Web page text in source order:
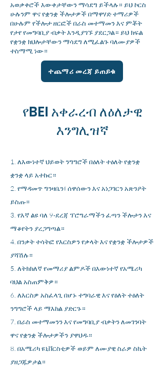
አወቃቀሮች እውቀታቸውን ማሳደግ ይችላሉ። ይህ ኮርስ
ሁሉንም ዋና የቋንቋ ችሎታዎች በማዋሃድ ተማሪዎች
በሁሉም የችሎታ ዘርፎች በራስ መተማመን እና ምቾት
የታየ የመግባቢያ ብቃት እንዲያገኙ ያደርጋል። ይህ ክፍል
የቋንቋ ክህሎታቸውን ማሳደግ ለሚፈልጉ ባለሙያዎች
ተስማሚ ነው።
ተጨማሪ መረጃ ይጠይቁ
የBEI አቀራረብ ለዕለታዊ
እንግሊዝኛ
ለእውነተኛ ህይወት ንግግሮች በዕለት ተዕለት የቋንቋ
ቋንቋ ላይ አተኩር።
የማዳመጥ ግንዛቤን፣ ሰዋሰውን እና አነጋገርን አጽንዖት
ይስጡ።
የእኛ ልዩ ባለ 9-ደረጃ ፕሮግራማችን ፈጣን ችሎታን እና
ማቆየትን ያረጋግጣል።
በንቃት ተሳትፎ የእርስዎን የቃላት እና የቋንቋ ችሎታዎች
ያሻሽሉ።
ለትክክለኛ የመማሪያ ልምዶች በእውነተኛ የአሜሪካ
ባህል አስጠምቅዎ።
ለእርስዎ አስፈላጊ በሆኑ ተግባራዊ እና የዕለት ተዕለት
ንግግሮች ላይ ማእከል ያድርጉ።
በራስ መተማመንን እና የመግባቢያ ብቃትን ለመገንባት
ዋና የቋንቋ ችሎታዎችን ያዋህዱ።
በአሜሪካ ዩኒቨርስቲዎች ወይም ለሙያዊ ስራዎ ስኬት
ያዘጋጁዎታል።